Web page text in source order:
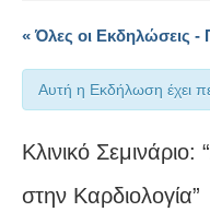
« Όλες οι Εκδηλώσεις
Αυτή η Εκδήλωση έχει
Κλινικό Σεμινάριο:
στην Καρδιολογία”